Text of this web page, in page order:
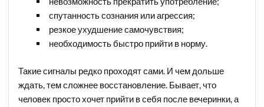
спутанность сознания или агрессия;
резкое ухудшение самочувствия;
необходимость быстро прийти в норму.
Такие сигналы редко проходят сами. И чем дольше
ждать, тем сложнее восстановление. Бывает, что
человек просто хочет прийти в себя после вечеринки, а